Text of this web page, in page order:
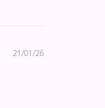
Fecha
21/01/26